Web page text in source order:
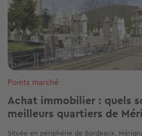
Points marché
Achat immobilier : quels
meilleurs quartiers de
Située en périphérie de Bordeaux,